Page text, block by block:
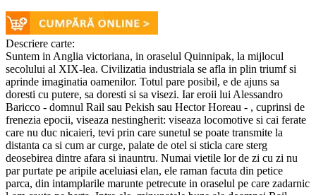
Descriere carte:
Suntem in Anglia victoriana, in oraselul Quinnipak, la mijlocul
secolului al XIX-lea. Civilizatia industriala se afla in plin triumf si
aprinde imaginatia oamenilor. Totul pare posibil, e de ajuns sa
doresti cu putere, sa doresti si sa visezi. Iar eroii lui Alessandro
Baricco - domnul Rail sau Pekish sau Hector Horeau - , cuprinsi de
frenezia epocii, viseaza nestingherit: viseaza locomotive si cai ferate
care nu duc nicaieri, tevi prin care sunetul se poate transmite la
distanta ca si cum ar curge, palate de otel si sticla care sterg
deosebirea dintre afara si inauntru. Numai vietile lor de zi cu zi nu
par purtate pe aripile aceluiasi elan, ele raman facuta din petice
parca, din intamplarile marunte petrecute in oraselul pe care zadarnic